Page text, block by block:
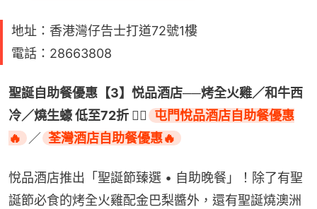
地址：香港灣仔告士打道72號1樓
電話：28663808
聖誕自助餐優惠【3】悦品酒店──烤全火雞／和牛西
冷／燒生蠔 低至72折 👉🏻
屯門悅品酒店自助餐優惠
🔥
／ 荃灣酒店自助餐優惠🔥
悅品酒店推出「聖誕節臻選 • 自助晚餐」！除了有聖
誕節必食的烤全火雞配金巴梨醬外，還有聖誕燒澳洲